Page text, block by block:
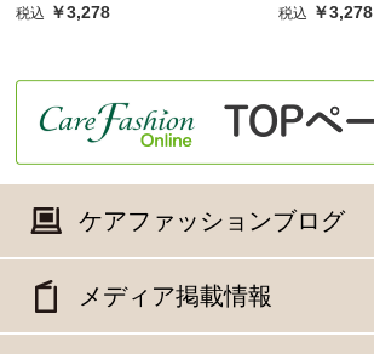
税込 ￥3,278 税込 ￥3,278
ケアファッションブログ
メディア掲載情報